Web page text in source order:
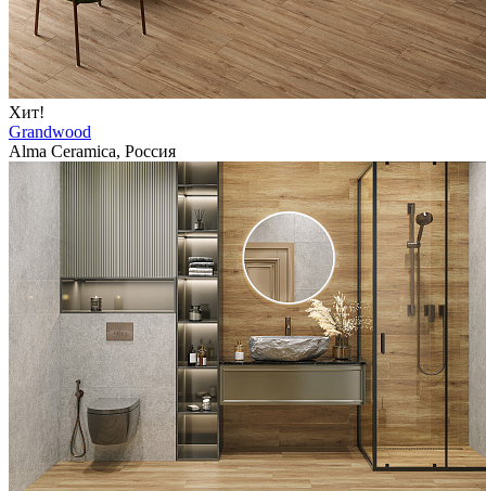
Хит!
Grandwood
Alma Ceramica, Россия